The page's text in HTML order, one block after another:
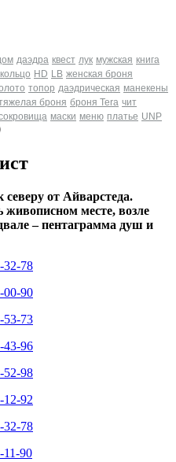
даэдра квест лук мужская книга
кольцо HD LB женская броня
топор даэдрическая манекены
броня броня Tera чит
маски меню платье UNP
от Айварстеда.
месте, возле
– пентаграмма душ и